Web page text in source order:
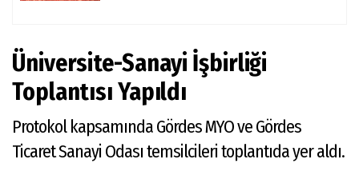
Üniversite-Sanayi İşbirliği
Toplantısı Yapıldı
Protokol kapsamında Gördes MYO ve Gördes
Ticaret Sanayi Odası temsilcileri toplantıda yer aldı.